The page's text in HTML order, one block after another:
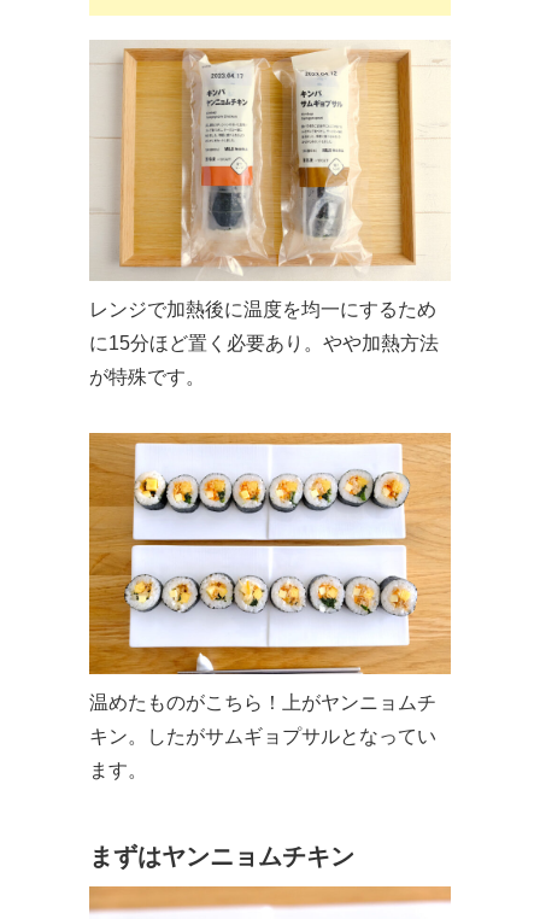
レンジで加熱後に温度を均一にするため
に15分ほど置く必要あり。やや加熱方法
が特殊です。
温めたものがこちら！上がヤンニョムチ
キン。したがサムギョプサルとなってい
ます。
まずはヤンニョムチキン